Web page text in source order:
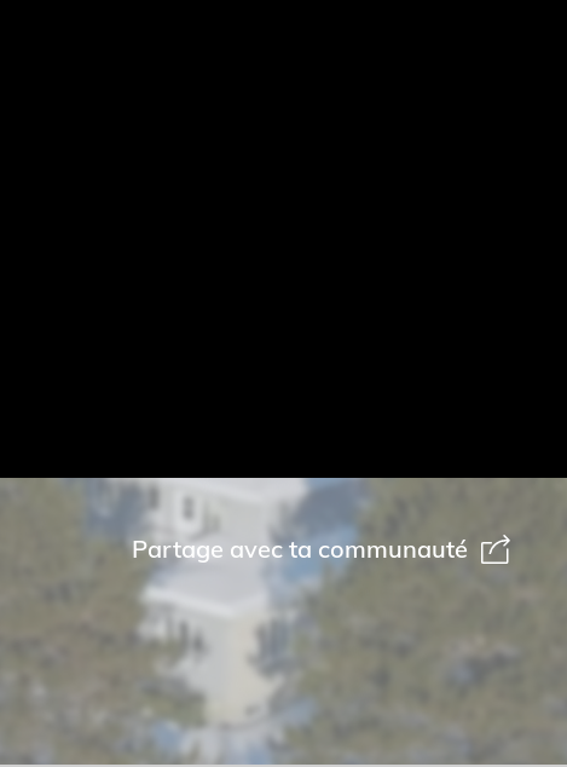
Partage avec ta communauté